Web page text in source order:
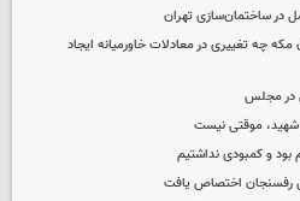
در ساختمان‌سازی تهران
چه تغییری در معادلات خاورمیانه ایجاد
در مجلس
شهید، موقتی نیست
و کمبودی نداشتیم